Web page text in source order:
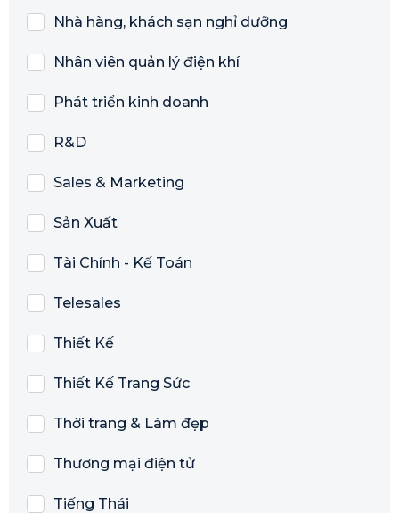
Nhà hàng, khách sạn nghỉ dưỡng
Nhân viên quản lý điện khí
Phát triển kinh doanh
R&D
Sales & Marketing
Sản Xuất
Tài Chính - Kế Toán
Telesales
Thiết Kế
Thiết Kế Trang Sức
Thời trang & Làm đẹp
Thương mại điện tử
Tiếng Thái